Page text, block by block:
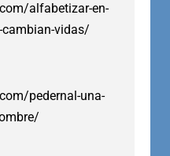
alfabetizar-en-
cambian-vidas/
pedernal-una-